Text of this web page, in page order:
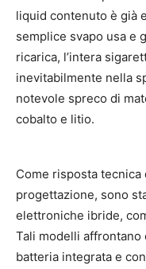
liquid contenuto è già
semplice svapo usa e
ricarica, l’intera
inevitabilmente nella
notevole spreco di
cobalto e litio.
Come risposta
progettazione, sono
elettroniche ibride,
Tali modelli
batteria integrata e